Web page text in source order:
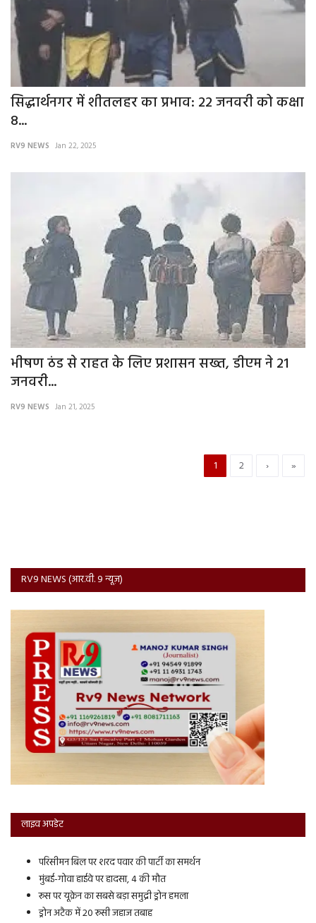
सिद्धार्थनगर में शीतलहर का प्रभाव: 22 जनवरी को कक्षा
8...
RV9 NEWS Jan 22, 2025
भीषण ठंड से राहत के लिए प्रशासन सख्त, डीएम ने 21
जनवरी...
RV9 NEWS Jan 21, 2025
1 2 › »
RV9 NEWS (आर.वी. 9 न्यूज़)
लाइव अपडेट
परिसीमन बिल पर शरद पवार की पार्टी का समर्थन
मुंबई-गोवा हाईवे पर हादसा, 4 की मौत
रूस पर यूक्रेन का सबसे बड़ा समुद्री ड्रोन हमला
ड्रोन अटैक में 20 रूसी जहाज तबाह